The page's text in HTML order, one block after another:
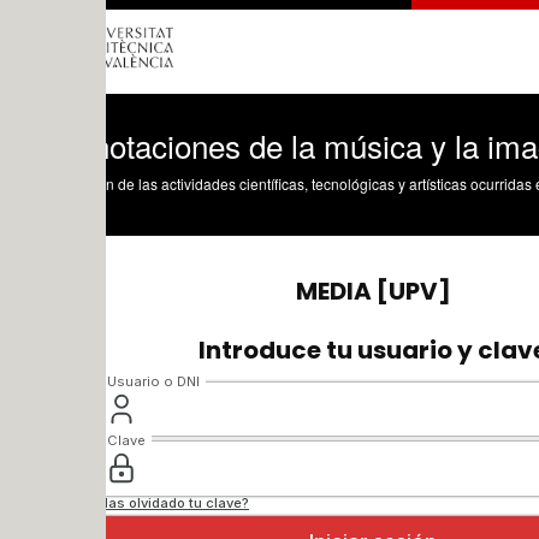
de la música y la imagen -
de las actividades científicas, tecnológicas y artísticas ocurridas en los tres